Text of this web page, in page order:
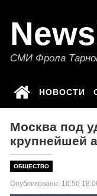
СМИ Фрола
НОВОСТИ
Москва под
крупнейшей
ОБЩЕСТВО
Опубликовано: 16:50